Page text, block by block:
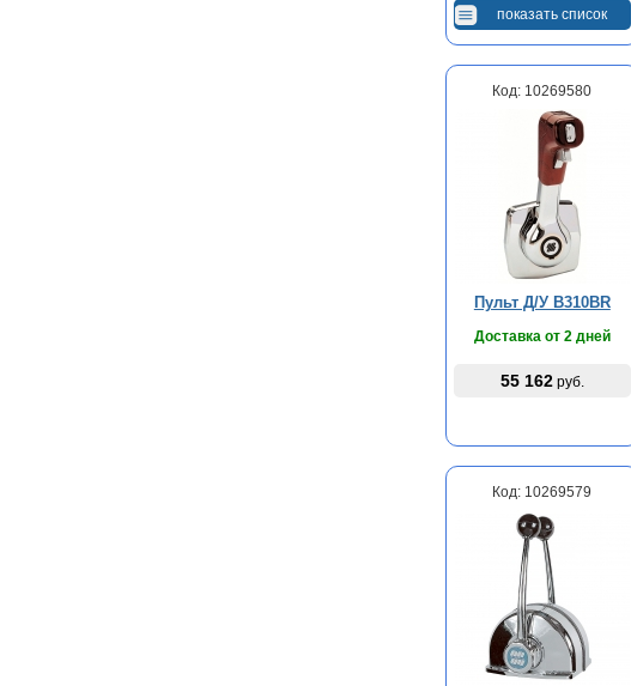
показать список
Код: 10269580
Пульт Д/У B310BR
Доставка от 2 дней
55 162руб.
Код: 10269579